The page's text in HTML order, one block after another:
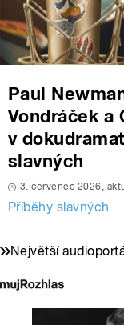
Paul
Vondráček a
v
slavných
3. červenec 2026,
Příběhy slavných
Největší